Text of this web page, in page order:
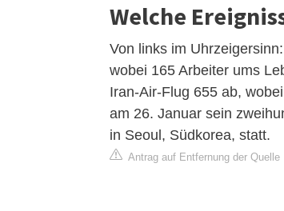
Welche
Von links im
wobei 165 Arbeiter ums
Iran-Air-Flug 655 ab,
am 26. Januar sein
in Seoul, Südkorea, statt.
Antrag auf Entfernung der Quelle